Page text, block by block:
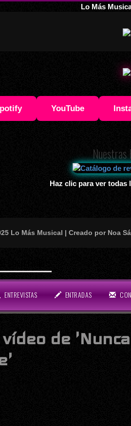
Lo Más
YouTube
Nuestras
Haz clic para ver todas
Lo Más Musical | Creado por Noa
buen rollo!
ENTREVISTAS ENTRADAS
de